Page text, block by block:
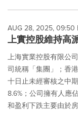
each
option
is
selected.
AUG 28, 2025, 09:50
上實控股維持高
上海實業控股有限公
司統稱「集團」；香
十日止未經審核之中
8.6%；公司擁有人應
和盈利下跌主要由於